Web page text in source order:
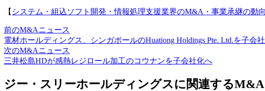
【 システム・組込ソフト開発・情報処理支援業界のM&A・事業承継の動
前のM&Aニュース
電材ホールディングス、シンガポールのHuationg Holdings Pte. Ltd.を子会
次のM&Aニュース
三井松島HDが感熱レジロール加工のコウナンを子会社化へ
ジー・スリーホールディングスに関連する